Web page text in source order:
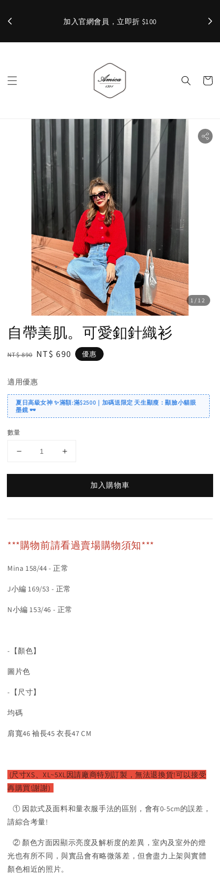
加入官網會員，立即折 $100 ✨
1 /12
自帶美肌。可愛釦針織衫
Regular
NT$ 890 Sale
NT$ 690 優惠
適用優惠
夏日高級女神 ✨滿額:滿$2500｜加碼送限定 天生顯瘦：顯臉小貓眼
墨鏡 🕶️
數量
加入購物車
***購物前請看過賣場購物須知***
Mina 158/44 - 正常
J小編 169/53 - 正常
N小編 153/46 - 正常
-【顏色】
圖片色
-【尺寸】
均碼
肩寬46 袖長45 衣長47 CM
(尺寸XS、XL~5XL因請廠商特別訂製，無法退換貨!可以接受
再購買!謝謝)
① 因款式及面料和量衣服手法的區別，會有0-5cm的誤差，
請綜合考量!
② 顏色方面因顯示亮度及解析度的差異，室內及室外的燈
光也有所不同，與實品會有略微落差，但會盡力上架與實體
顏色相近的照片。